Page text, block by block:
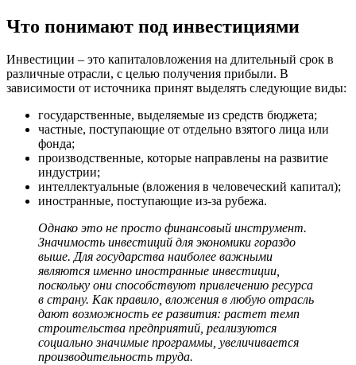
Что понимают под инвестициями
Инвестиции – это капиталовложения на длительный срок в
различные отрасли, с целью получения прибыли. В
зависимости от источника принят выделять следующие виды:
государственные, выделяемые из средств бюджета;
частные, поступающие от отдельно взятого лица или
фонда;
производственные, которые направлены на развитие
индустрии;
интеллектуальные (вложения в человеческий капитал);
иностранные, поступающие из-за рубежа.
Однако это не просто финансовый инструмент.
Значимость инвестиций для экономики гораздо
выше. Для государства наиболее важными
являются именно иностранные инвестиции,
поскольку они способствуют привлечению ресурса
в страну. Как правило, вложения в любую отрасль
дают возможность ее развития: растет темп
строительства предприятий, реализуются
социально значимые программы, увеличивается
производительность труда.